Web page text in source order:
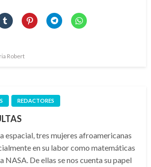
Robert
REDACTORES
espacial, tres mujeres afroamericanas
en su labor como matemáticas
NASA. De ellas se nos cuenta su papel